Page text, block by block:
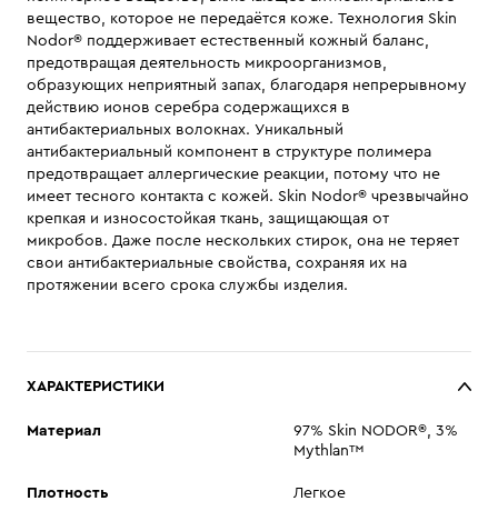
вещество, которое не передаётся коже. Технология Skin
Nodor® поддерживает естественный кожный баланс,
предотвращая деятельность микроорганизмов,
образующих неприятный запах, благодаря непрерывному
действию ионов серебра содержащихся в
антибактериальных волокнах. Уникальный
антибактериальный компонент в структуре полимера
предотвращает аллергические реакции, потому что не
имеет тесного контакта с кожей. Skin Nodor® чрезвычайно
крепкая и износостойкая ткань, защищающая от
микробов. Даже после нескольких стирок, она не теряет
свои антибактериальные свойства, сохраняя их на
протяжении всего срока службы изделия.
ХАРАКТЕРИСТИКИ
Материал
97% Skin NODOR®, 3%
Mythlan™
Плотность Легкое